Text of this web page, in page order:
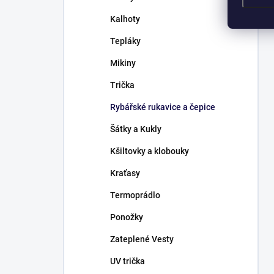
Kalhoty
Tepláky
Mikiny
Trička
Rybářské rukavice a čepice
Šátky a Kukly
Kšiltovky a klobouky
Kraťasy
Termoprádlo
Ponožky
Zateplené Vesty
UV trička